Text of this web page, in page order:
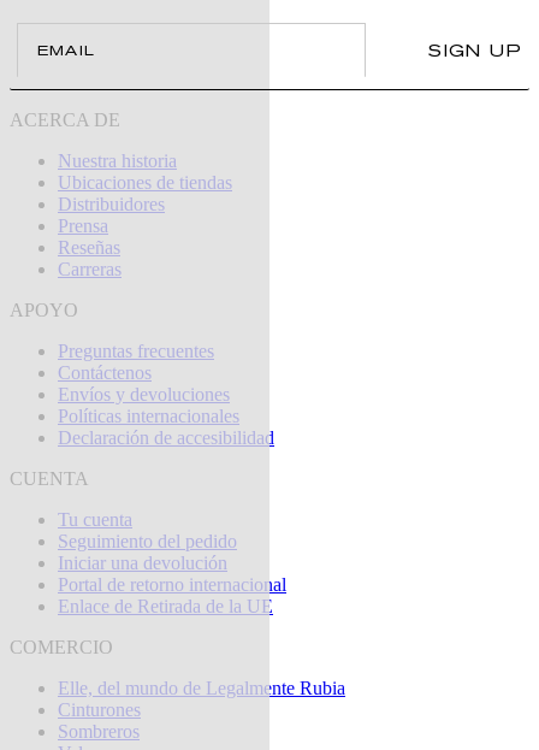
SIGN UP
ACERCA DE
Nuestra historia
Ubicaciones de tiendas
Distribuidores
Prensa
Reseñas
Carreras
APOYO
Preguntas frecuentes
Contáctenos
Envíos y devoluciones
Políticas internacionales
Declaración de accesibilidad
CUENTA
Tu cuenta
Seguimiento del pedido
Iniciar una devolución
Portal de retorno internacional
Enlace de Retirada de la UE
COMERCIO
Elle, del mundo de Legalmente Rubia
Cinturones
Sombreros